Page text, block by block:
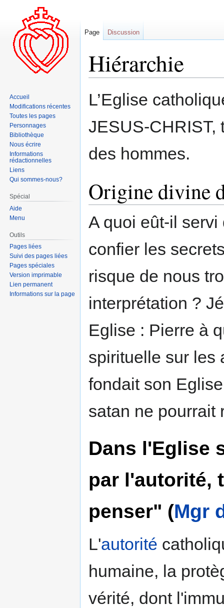
Hiérarchie
à
navigation
à
recherche
L’Eglise
JESUS-CHRIST,
des hommes.
Origine divine
A quoi eût-il
confier les
risque de nous
interprétation ?
Eglise : Pierre à
spirituelle sur les
fondait son
satan ne pourrait
Dans l'Eglise
par l'autorité,
penser" (Mgr
L'autorité
humaine, la
vérité, dont
Page Discussion
Accueil
Modifications récentes
Toutes les pages
Personnages
Bibliothèque
Nous écrire
Informations
rédactionnelles
Liens
Qui sommes-nous?
Spécial
Aide
Menu
Outils
Pages liées
Suivi des pages liées
Pages spéciales
Version imprimable
Lien permanent
Informations sur la page